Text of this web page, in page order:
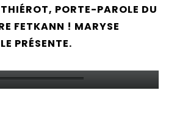
PORTE-PAROLE DU
FETKANN ! MARYSE
PRÉSENTE.